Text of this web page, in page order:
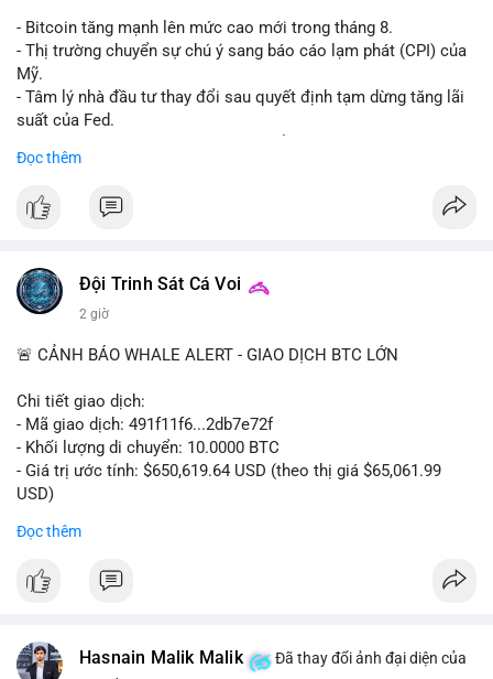
- Bitcoin tăng mạnh lên mức cao mới trong tháng 8.
- Thị trường chuyển sự chú ý sang báo cáo lạm phát (CPI) của
Mỹ.
- Tâm lý nhà đầu tư thay đổi sau quyết định tạm dừng tăng lãi
suất của Fed.
theo.
#bitcoin #btc #cryptonews
#vlikevn #titanbot
📰 Nguồn: Cointelegraph
Đọc thêm
Đội Trinh Sát Cá Voi
2 giờ
🚨 CẢNH BÁO WHALE ALERT - GIAO DỊCH BTC LỚN
Chi tiết giao dịch:
- Mã giao dịch: 491f11f6...2db7e72f
- Khối lượng di chuyển: 10.0000 BTC
- Giá trị ước tính: $650,619.64 USD (theo thị giá $65,061.99
USD)
- Thời gian: 11:20
Nhận định phân tích hành vi của Cá voi dựa trên giao dịch này:
Giao dịch 10 BTC trị giá hơn 650 nghìn USD được thực hiện
lớn. Mức khối lượng này không quá lớn để gây áp lực bán trực
Đọc thêm
Hasnain Malik Malik
Đã thay đổi ảnh đại diện của